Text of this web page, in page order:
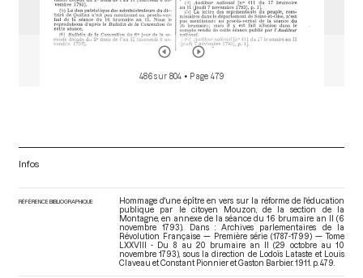
486 sur 804 • Page 479
Infos
RÉFÉRENCE BIBLIOGRAPHIQUE
Hommage d'une épître en vers sur la réforme de l'éducation
publique par le citoyen Mouzon, de la section de la
Montagne, en annexe de la séance du 16 brumaire an II (6
novembre 1793). Dans : Archives parlementaires de la
Révolution Française — Première série (1787-1799) — Tome
LXXVIII - Du 8 au 20 brumaire an II (29 octobre au 10
novembre 1793) , sous la direction de Lodoïs Lataste et Louis
Claveau et Constant Pionnier et Gaston Barbier. 1911. p. 479.